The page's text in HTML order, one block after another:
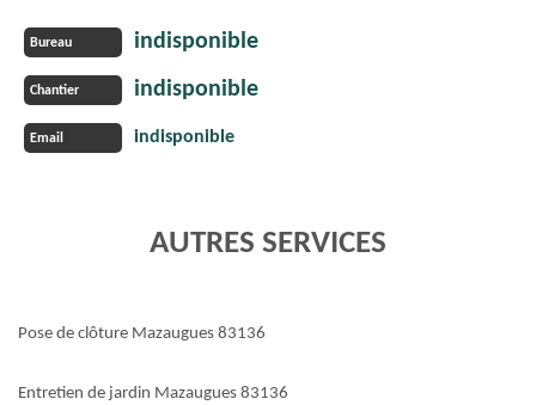
Bureau indisponible
Chantier indisponible
Email indisponible
AUTRES SERVICES
Pose de clôture Mazaugues 83136
Entretien de jardin Mazaugues 83136